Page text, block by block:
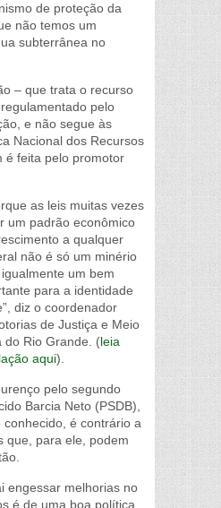
de proteção da
não temos um
subterrânea no
– que trata o recurso
pelo
e não segue às
Nacional dos Recursos
é feita pelo promotor
as leis muitas vezes
um padrão econômico
a qualquer
não é só um minério
um bem
para a identidade
diz o coordenador
de Justiça e Meio
do Rio Grande. (leia
aqui).
pelo segundo
Barcia Neto (PSDB),
é contrário a
que, para ele, podem
engessar melhorias no
é de uma boa política